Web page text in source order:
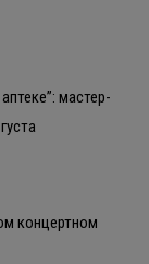
мастер-
концертном